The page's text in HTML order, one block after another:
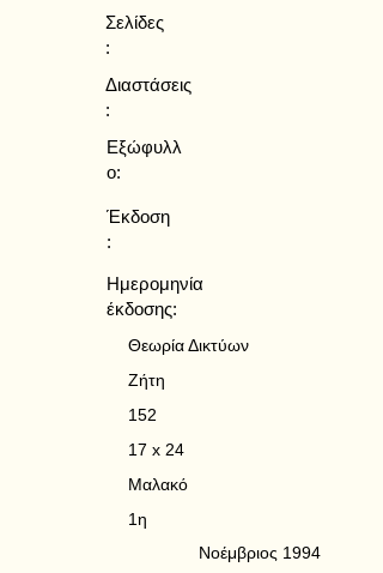
Σελίδες
:
Διαστάσεις
:
Εξώφυλλ
ο:
Έκδοση
:
Ημερομηνία
έκδοσης:
Θεωρία Δικτύων
Ζήτη
152
17 x 24
Μαλακό
1η
Νοέμβριος 1994